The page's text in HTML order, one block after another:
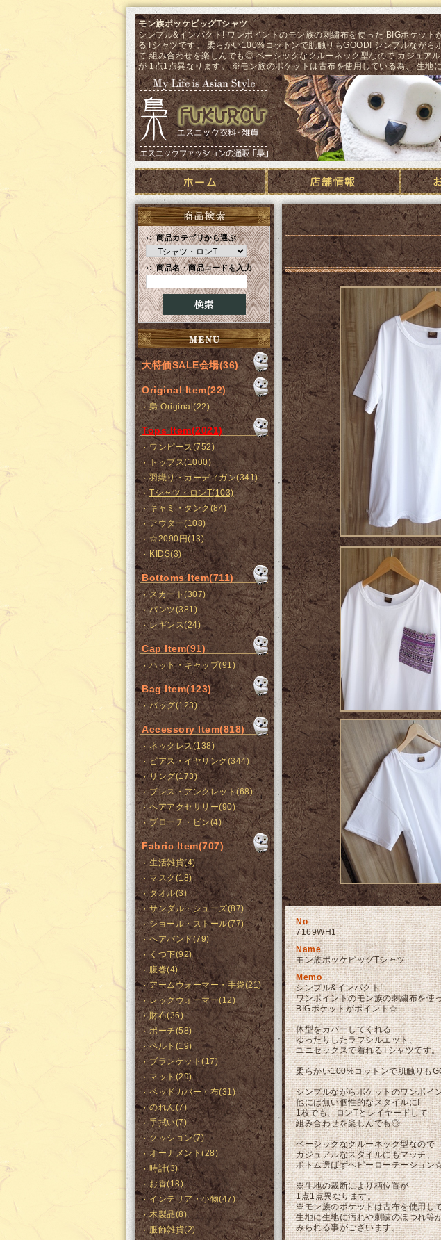
モン族ポッケビッグTシャツ
シンプル&インパクト! ワンポイントのモン族の刺繍布を使った BIGポケッ
るTシャツです。 柔らかい100%コットンで肌触りもGOOD! シンプルなが
て 組み合わせを楽しんでも◎ ベーシックなクルーネック型なので カジュ
が 1点1点異なります。 ※モン族のポケットは古布を使用している為、 生地
梟『梟』通販 エスニック
商品カテゴリから選ぶ
商品名・商品コードを入力
大特価SALE会場(36)
Original Item(22)
梟 Original(22)
Tops Item(2021)
ワンピース(752)
トップス(1000)
羽織り・カーディガン(341)
Tシャツ・ロンT(103)
キャミ・タンク(84)
アウター(108)
☆2090円(13)
KIDS(3)
Bottoms Item(711)
スカート(307)
パンツ(381)
レギンス(24)
Cap Item(91)
ハット・キャップ(91)
Bag Item(123)
バッグ(123)
Accessory Item(818)
ネックレス(138)
ピアス・イヤリング(344)
リング(173)
ブレス・アンクレット(68)
ヘアアクセサリー(90)
ブローチ・ピン(4)
Fabric Item(707)
生活雑貨(4)
マスク(18)
タオル(3)
サンダル・シューズ(87)
ショール・ストール(77)
ヘアバンド(79)
くつ下(92)
腹巻(4)
アームウォーマー・手袋(21)
レッグウォーマー(12)
財布(36)
ポーチ(58)
ベルト(19)
ブランケット(17)
マット(29)
ベッドカバー・布(31)
のれん(7)
手拭い(7)
クッション(7)
オーナメント(28)
時計(3)
お香(18)
インテリア・小物(47)
木製品(8)
服飾雑貨(2)
No
7169WH1
Name
モン族ポッケビッグTシャツ
Memo
シンプル&インパクト!
ワンポイントのモン族の刺繍布を使
BIGポケットがポイント☆
体型をカバーしてくれる
ゆったりしたラフシルエット、
ユニセックスで着れるTシャツです。
柔らかい100%コットンで肌触りも
シンプルながらポケットのワンポイ
他には無い個性的なスタイルに!
1枚でも、ロンTとレイヤードして
組み合わせを楽しんでも◎
ベーシックなクルーネック型なので
カジュアルなスタイルにもマッチ、
ボトム選ばずヘビーローテーション
※生地の裁断により柄位置が
1点1点異なります。
※モン族のポケットは古布を使用し
生地に生地に汚れや刺繍のほつれ等
みられる事がございます。